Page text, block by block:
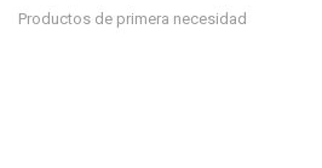
Productos de primera necesidad